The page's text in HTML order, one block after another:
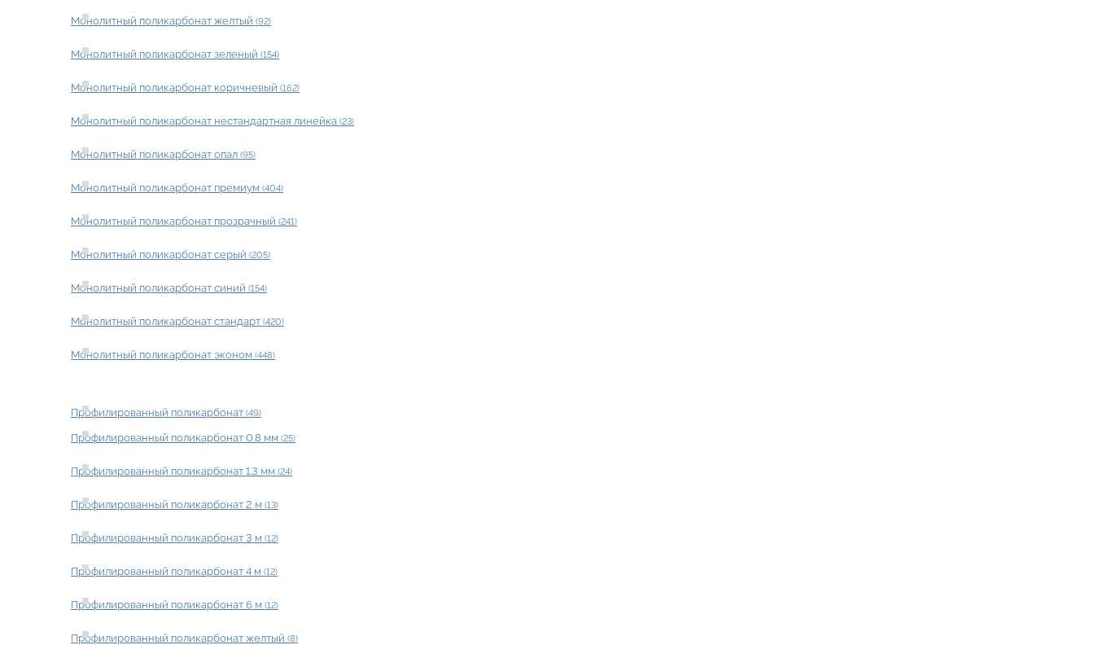
Монолитный поликарбонат желтый (92)
Монолитный поликарбонат зеленый (154)
Монолитный поликарбонат коричневый (162)
Монолитный поликарбонат нестандартная линейка (23)
Монолитный поликарбонат опал (95)
Монолитный поликарбонат премиум (404)
Монолитный поликарбонат прозрачный (241)
Монолитный поликарбонат серый (205)
Монолитный поликарбонат синий (154)
Монолитный поликарбонат стандарт (420)
Монолитный поликарбонат эконом (448)
Профилированный поликарбонат (49)
Профилированный поликарбонат 0.8 мм (25)
Профилированный поликарбонат 1.3 мм (24)
Профилированный поликарбонат 2 м (13)
Профилированный поликарбонат 3 м (12)
Профилированный поликарбонат 4 м (12)
Профилированный поликарбонат 6 м (12)
Профилированный поликарбонат желтый (8)